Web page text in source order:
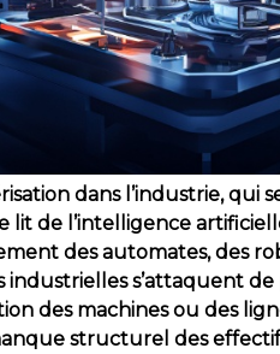
dans l’industrie,
de l’intelligence
des automates, des
s’attaquent
des machines ou des
structurel des